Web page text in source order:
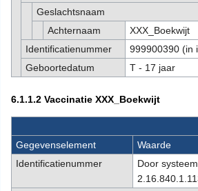
Geslachtsnaam
Achternaam
XXX_Boekwijt
Identificatienummer
999900390 (in
Geboortedatum
T - 17 jaar
6.1.1.2 Vaccinatie XXX_Boekwijt
Gegevenselement
Waarde
Identificatienummer
Door